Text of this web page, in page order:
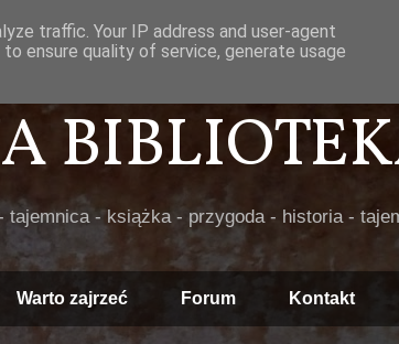
- książka - przygoda - historia -
Warto zajrzeć Forum Kontakt
traffic. Your IP address and user-agent
ensure quality of service, generate usage